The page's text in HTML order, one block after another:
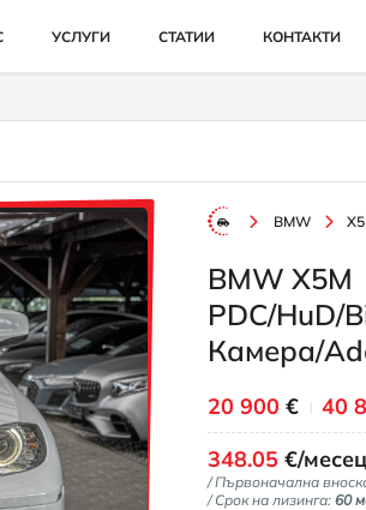
УСЛУГИ СТАТИИ КОНТАКТИ
BMW
BMW X5M
PDC/HuD/
Камера/
20 900 € 40
348.05 €/месец
/ Първоначална
/ Срок на лизинга:60